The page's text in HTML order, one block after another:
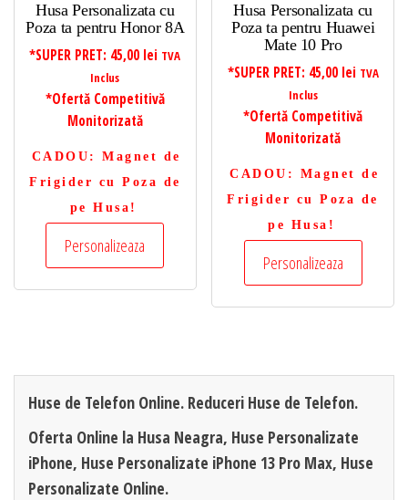
Husa Personalizata cu
Poza ta pentru Honor 8A
*SUPER PRET: 45,00 lei TVA
Inclus
*Ofertă Competitivă
Monitorizată
CADOU : Magnet de
Frigider cu Poza de
pe Husa!
Personalizeaza
Husa Personalizata cu
Poza ta pentru Huawei
Mate 10 Pro
*SUPER PRET: 45,00 lei TVA
Inclus
*Ofertă Competitivă
Monitorizată
CADOU : Magnet de
Frigider cu Poza de
pe Husa!
Personalizeaza
Huse de Telefon Online. Reduceri Huse de Telefon.
Oferta Online la Husa Neagra, Huse Personalizate
iPhone, Huse Personalizate iPhone 13 Pro Max, Huse
Personalizate Online.